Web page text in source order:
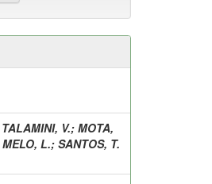
TALAMINI, V.; MOTA,
MELO, L.; SANTOS, T.